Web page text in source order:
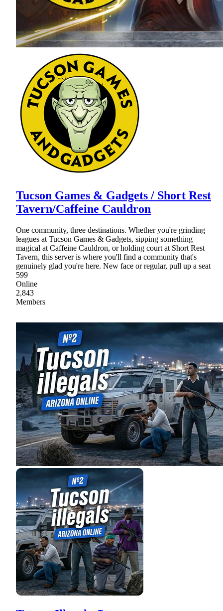
Tucson Games & Gadgets / Short Rest
Tavern/Caffeine Cauldron
One community, three destinations. Whether you're grinding
leagues at Tucson Games & Gadgets, sipping something
magical at Caffeine Cauldron, or holding court at Short Rest
Tavern, this server is where you'll find a community that's
genuinely glad you're here. New face or regular, pull up a seat
599
Online
2,843
Members